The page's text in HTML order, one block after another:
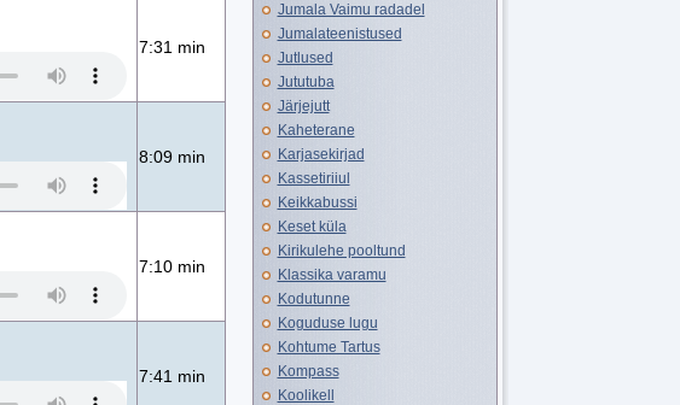
7:31 min
8:09 min
7:10 min
7:41 min
Jumala Vaimu radadel
Jumalateenistused
Jutlused
Jututuba
Järjejutt
Kaheterane
Karjasekirjad
Kassetiriiul
Keikkabussi
Keset küla
Kirikulehe pooltund
Klassika varamu
Kodutunne
Koguduse lugu
Kohtume Tartus
Kompass
Koolikell